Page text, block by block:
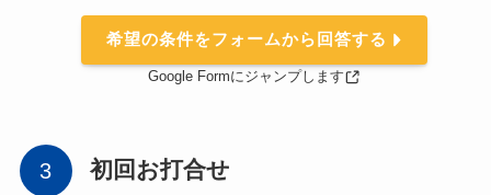
希望の条件をフォームから回答する
Google Formにジャンプします
初回お打合せ